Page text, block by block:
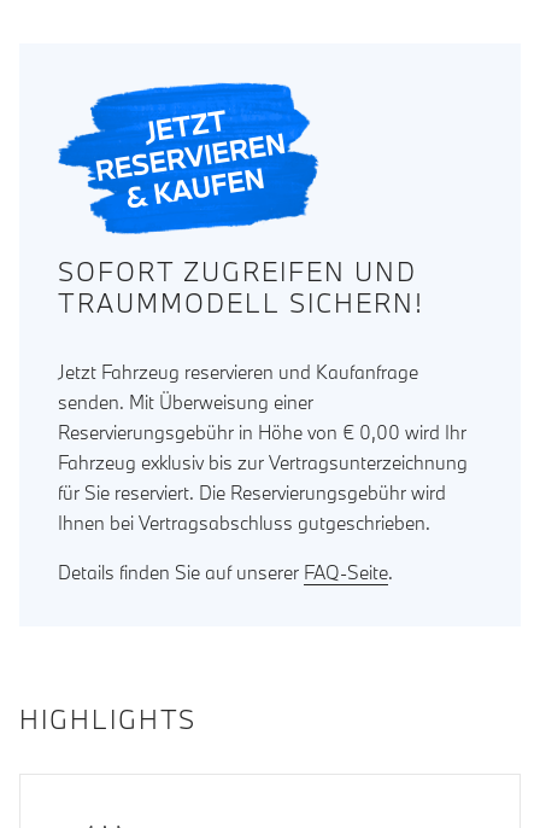
SOFORT ZUGREIFEN UND
TRAUMMODELL SICHERN!
Jetzt Fahrzeug reservieren und Kaufanfrage
senden. Mit Überweisung einer
Reservierungsgebühr in Höhe von € 0,00 wird Ihr
Fahrzeug exklusiv bis zur Vertragsunterzeichnung
für Sie reserviert. Die Reservierungsgebühr wird
Ihnen bei Vertragsabschluss gutgeschrieben.
Details finden Sie auf unserer FAQ-Seite.
HIGHLIGHTS